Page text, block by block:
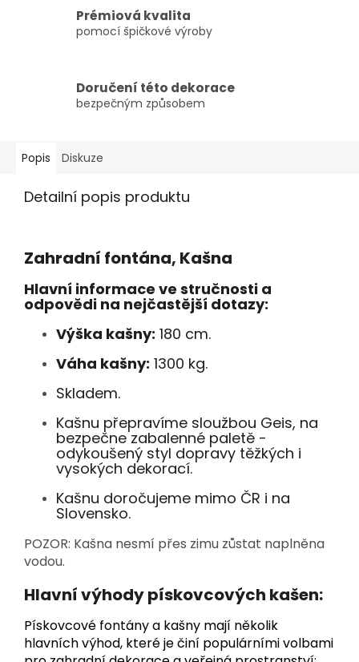
Prémiová kvalita
pomocí špičkové výroby
Doručení této dekorace
bezpečným způsobem
Popis Diskuze
Detailní popis produktu
Zahradní fontána, Kašna
Hlavní informace ve stručnosti a
odpovědi na nejčastější dotazy:
Výška kašny: 180 cm.
Váha kašny: 1300 kg.
Skladem.
Kašnu přepravíme sloužbou Geis, na
bezpečne zabalenné paletě -
odykoušený styl dopravy těžkých i
vysokých dekorací.
Kašnu doročujeme mimo ČR i na
Slovensko.
POZOR: Kašna nesmí přes zimu zůstat naplněna
vodou.
Hlavní výhody pískovcových kašen:
Pískovcové fontány a kašny mají několik
hlavních výhod, které je činí populárními volbami